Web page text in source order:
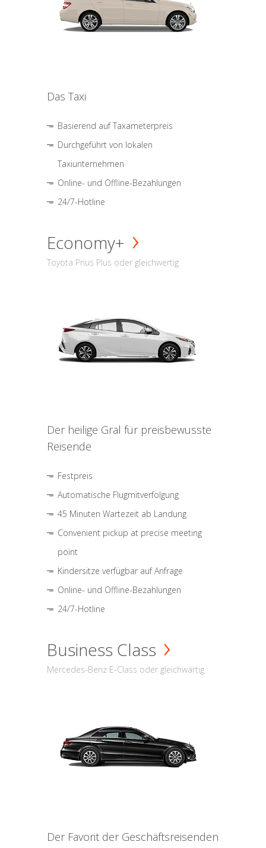
Das Taxi
Basierend auf Taxameterpreis
Durchgeführt von lokalen
Taxiunternehmen
Online- und Offline-Bezahlungen
24/7-Hotline
Economy+
Toyota Prius Plus oder gleichwertig
Der heilige Gral für preisbewusste
Reisende
Festpreis
Automatische Flugmitverfolgung
45 Minuten Wartezeit ab Landung
Convenient pickup at precise meeting
point
Kindersitze verfügbar auf Anfrage
Online- und Offline-Bezahlungen
24/7-Hotline
Business Class
Mercedes-Benz E-Class oder gleichwärtig
Der Favorit der Geschäftsreisenden